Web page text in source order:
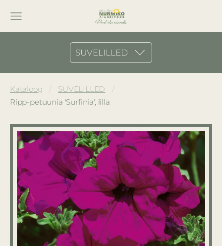
SUVELILLED
Kataloog
SUVELILLED
Ripp-petuunia 'Surfinia', lilla